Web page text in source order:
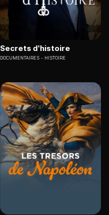
Secrets d'histoire
DOCUMENTAIRES HISTOIRE